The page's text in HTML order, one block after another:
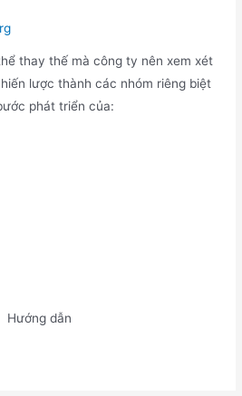
thay thế mà công ty nên xem xét
lược thành các nhóm riêng biệt
phát triển của:
Hướng dẫn